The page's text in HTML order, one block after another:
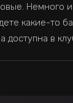
Немного
какие-то
доступна в